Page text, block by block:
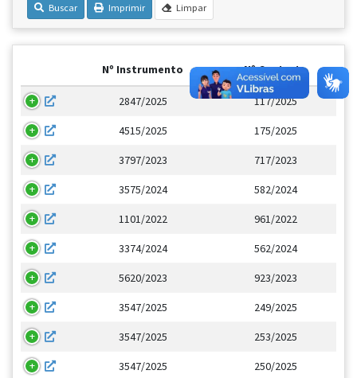
Buscar Imprimir Limpar
Nº Instrumento Nº Contrato
2847/2025 117/2025
4515/2025 175/2025
3797/2023 717/2023
3575/2024 582/2024
1101/2022 961/2022
3374/2024 562/2024
5620/2023 923/2023
3547/2025 249/2025
3547/2025 253/2025
3547/2025 250/2025